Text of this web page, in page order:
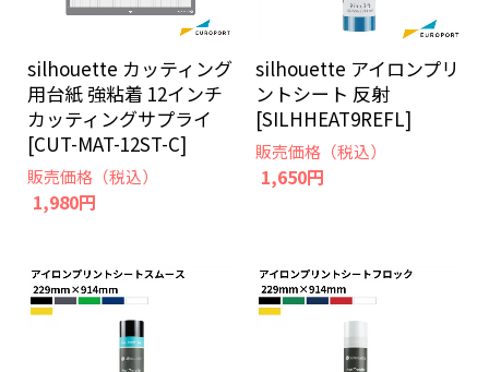
silhouette カッティング
用台紙 強粘着 12インチ
カッティングサプライ
[CUT-MAT-12ST-C]
販売価格（税込）
1,980円
silhouette アイロンプリ
ントシート 反射
[SILHHEAT9REFL]
販売価格（税込）
1,650円